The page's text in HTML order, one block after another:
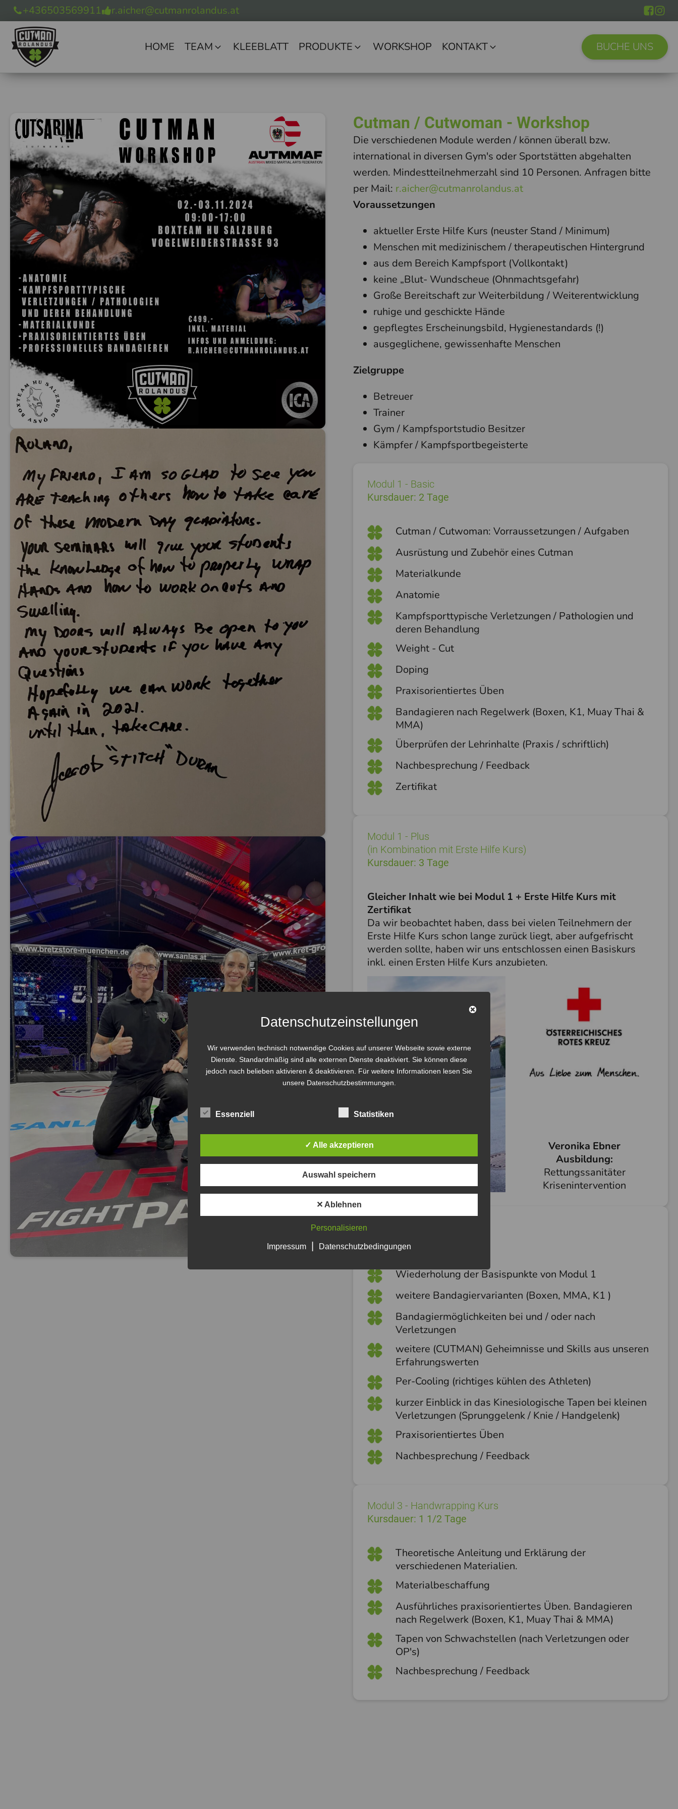
+436503569911 r.aicher@cutmanrolandus.at
HOME TEAM KLEEBLATT PRODUKTE WORKSHOP KONTAKT BUCHE UNS
Cutman / Cutwoman - Workshop
Die verschiedenen Module werden / können überall bzw.
international in diversen Gym's oder Sportstätten abgehalten
werden. Mindestteilnehmerzahl sind 10 Personen. Anfragen bitte
per Mail: r.aicher@cutmanrolandus.at
Voraussetzungen
aktueller Erste Hilfe Kurs (neuster Stand / Minimum)
Menschen mit medizinischem / therapeutischen Hintergrund
aus dem Bereich Kampfsport (Vollkontakt)
keine „Blut- Wundscheue (Ohnmachtsgefahr)
Große Bereitschaft zur Weiterbildung / Weiterentwicklung
ruhige und geschickte Hände
gepflegtes Erscheinungsbild, Hygienestandards (!)
ausgeglichene, gewissenhafte Menschen
Zielgruppe
Betreuer
Trainer
Gym / Kampfsportstudio Besitzer
Kämpfer / Kampfsportbegeisterte
Modul 1 - Basic
Kursdauer: 2 Tage
Cutman / Cutwoman: Vorraussetzungen / Aufgaben
Ausrüstung und Zubehör eines Cutman
Materialkunde
Anatomie
Kampfsporttypische Verletzungen / Pathologien und
deren Behandlung
Weight - Cut
Doping
Praxisorientiertes Üben
Bandagieren nach Regelwerk (Boxen, K1, Muay Thai &
MMA)
Überprüfen der Lehrinhalte (Praxis / schriftlich)
Nachbesprechung / Feedback
Zertifikat
Modul 1 - Plus
(in Kombination mit Erste Hilfe Kurs)
Kursdauer: 3 Tage
Gleicher Inhalt wie bei Modul 1 + Erste Hilfe Kurs mit
Zertifikat
Da wir beobachtet haben, dass bei vielen Teilnehmern der
Erste Hilfe Kurs schon lange zurück liegt, aber aufgefrischt
werden sollte, haben wir uns entschlossen einen Basiskurs
inkl. einen Ersten Hilfe Kurs anzubieten.
Veronika Ebner
Ausbildung:
Rettungssanitäter
Krisenintervention
Kursdauer: 1 1/2 Tage
Wiederholung der Basispunkte von Modul 1
weitere Bandagiervarianten (Boxen, MMA, K1 )
Bandagiermöglichkeiten bei und / oder nach
Verletzungen
weitere (CUTMAN) Geheimnisse und Skills aus unseren
Erfahrungswerten
Per-Cooling (richtiges kühlen des Athleten)
kurzer Einblick in das Kinesiologische Tapen bei kleinen
Verletzungen (Sprunggelenk / Knie / Handgelenk)
Praxisorientiertes Üben
Nachbesprechung / Feedback
Modul 3 - Handwrapping Kurs
Kursdauer: 1 1/2 Tage
Theoretische Anleitung und Erklärung der
verschiedenen Materialien.
Materialbeschaffung
Ausführliches praxisorientiertes Üben. Bandagieren
nach Regelwerk (Boxen, K1, Muay Thai & MMA)
Tapen von Schwachstellen (nach Verletzungen oder
OP's)
Nachbesprechung / Feedback
Datenschutzeinstellungen
Wir verwenden technisch notwendige Cookies auf unserer Webseite sowie externe
Dienste. Standardmäßig sind alle externen Dienste deaktiviert. Sie können diese
jedoch nach belieben aktivieren & deaktivieren. Für weitere Informationen lesen Sie
unsere Datenschutzbestimmungen.
Essenziell Statistiken
✓ Alle akzeptieren
Auswahl speichern
✕ Ablehnen
Personalisieren
Impressum Datenschutzbedingungen